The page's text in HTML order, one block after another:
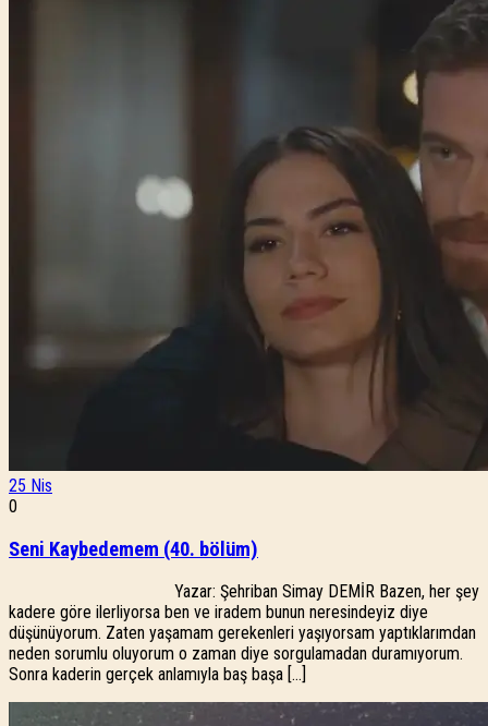
25 Nis
0
Seni Kaybedemem (40. bölüm)
Yazar: Şehriban Simay DEMİR Bazen, her şey
kadere göre ilerliyorsa ben ve iradem bunun neresindeyiz diye
düşünüyorum. Zaten yaşamam gerekenleri yaşıyorsam yaptıklarımdan
neden sorumlu oluyorum o zaman diye sorgulamadan duramıyorum.
Sonra kaderin gerçek anlamıyla baş başa […]